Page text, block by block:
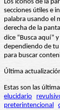
Los iconos de la
secciones útiles e
palabra usando el
derecha de la
dice “Busca
dependiendo de tu
para buscar
Última
Estas son las
elucidario
preterintencional